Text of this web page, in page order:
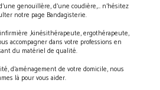
genouillère, d’une coudière,… n’hésitez
notre page Bandagisterie.
,kinésithérapeute, ergothérapeute,
accompagner dans votre professions en
du matériel de qualité.
d’aménagement de votre domicile, nous
là pour vous aider.